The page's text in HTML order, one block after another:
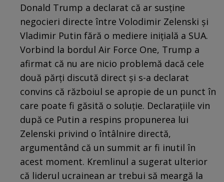
Donald Trump a declarat că ar susține
negocieri directe între Volodimir Zelenski și
Vladimir Putin fără o mediere inițială a SUA.
Vorbind la bordul Air Force One, Trump a
afirmat că nu are nicio problemă dacă cele
două părți discută direct și s-a declarat
convins că războiul se apropie de un punct în
care poate fi găsită o soluție. Declarațiile vin
după ce Putin a respins propunerea lui
Zelenski privind o întâlnire directă,
argumentând că un summit ar fi inutil în
acest moment. Kremlinul a sugerat ulterior
că liderul ucrainean ar trebui să meargă la